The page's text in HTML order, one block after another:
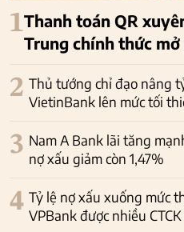
1Thanh toán QR
Trung chính thức
2 Thủ tướng chỉ đạo nâng
VietinBank lên mức tối
3 Nam A Bank lãi tăng
nợ xấu giảm còn 1,47%
4 Tỷ lệ nợ xấu xuống mức
VPBank được nhiều